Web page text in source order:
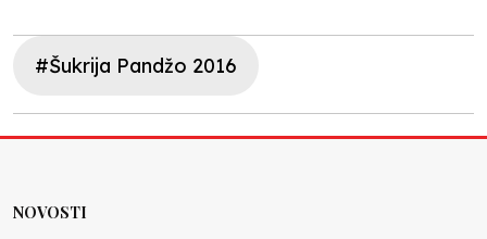
#Šukrija Pandžo 2016
NOVOSTI